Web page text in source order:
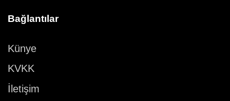
Bağlantılar
Künye
KVKK
İletişim